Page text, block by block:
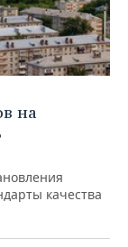
на
качества